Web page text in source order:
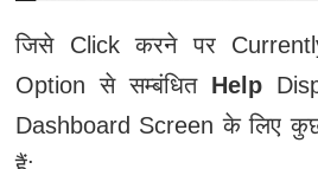
जिसे Click करने पर
Option से सम्बंधित Help
Dashboard Screen के लिए कुछ